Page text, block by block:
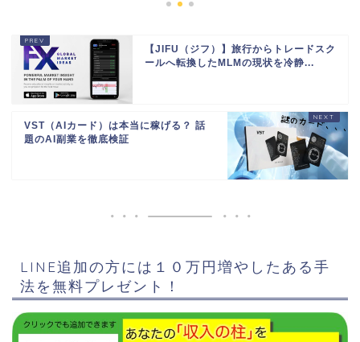
【JIFU（ジフ）】旅行からトレードスク
ールへ転換したMLMの現状を冷静...
VST（AIカード）は本当に稼げる？ 話
題のAI副業を徹底検証
LINE追加の方には１０万円増やしたある手
法を無料プレゼント！